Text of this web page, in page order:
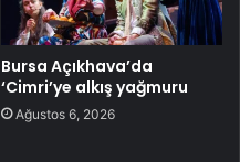
Bursa Açıkhava’da
‘Cimri’ye alkış yağmuru
Ağustos 6, 2026